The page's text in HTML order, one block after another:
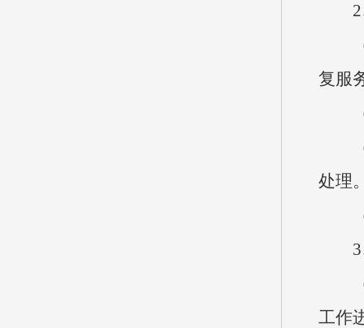
2、
（1
复服
（2
（3
处理
（4
3、
（1
工作